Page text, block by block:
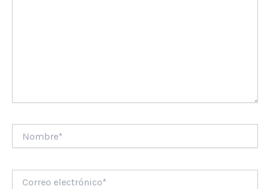
electrónico*